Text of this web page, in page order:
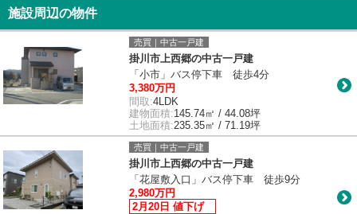
施設周辺の物件
売買｜中古一戸建
掛川市上西郷の中古一戸建
「小市」バス停下車 徒歩4分
3,380万円
間取:4LDK
建物面積:145.74㎡ / 44.08坪
土地面積:235.35㎡ / 71.19坪
売買｜中古一戸建
掛川市上西郷の中古一戸建
「花屋敷入口」バス停下車 徒歩9分
2,980万円
2月20日 値下げ